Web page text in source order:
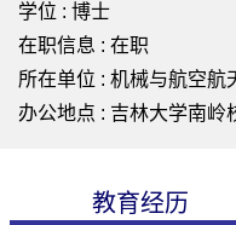
学位 : 博士
在职信息 : 在职
所在单位 : 机械与航空航
办公地点 : 吉林大学南岭
教育经历